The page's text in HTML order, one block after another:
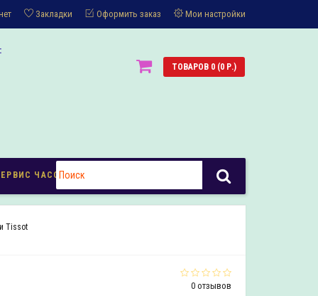
Закладки Оформить заказ Мои настройки
ТОВАРОВ 0 (0 Р.)
ЧАСОВ
Tissot
0 отзывов